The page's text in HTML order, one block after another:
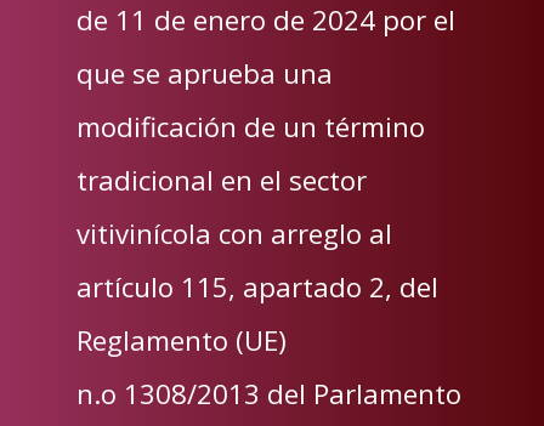
de 11 de enero de 2024 por el
que se aprueba una
modificación de un término
tradicional en el sector
vitivinícola con arreglo al
artículo 115, apartado 2, del
Reglamento (UE)
n.o 1308/2013 del Parlamento